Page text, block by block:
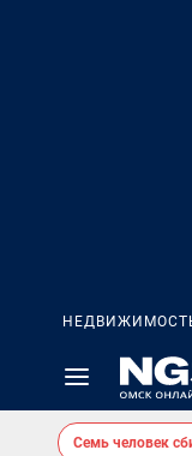
Семь человек